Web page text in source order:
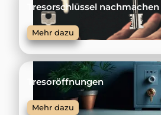
Tresorschlüssel
Mehr dazu
Tresoröffnungen
Mehr dazu